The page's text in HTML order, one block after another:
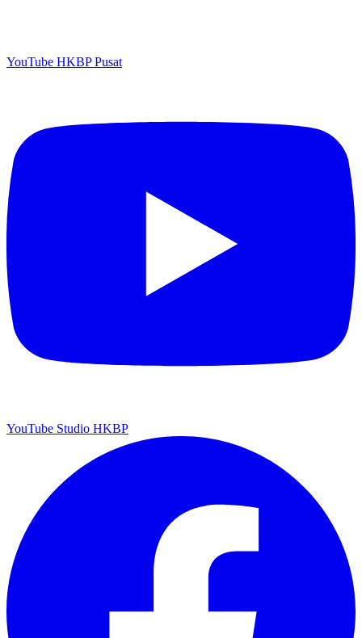
YouTube HKBP Pusat
YouTube Studio HKBP